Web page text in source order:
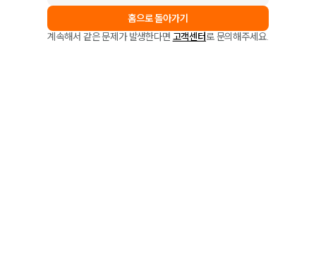
홈으로 돌아가기
계속해서 같은 문제가 발생한다면 고객센터로 문의해주세요.